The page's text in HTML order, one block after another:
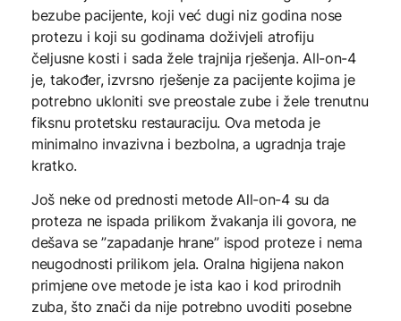
bezube pacijente, koji već dugi niz godina nose
protezu i koji su godinama doživjeli atrofiju
čeljusne kosti i sada žele trajnija rješenja. All-on-4
je, također, izvrsno rješenje za pacijente kojima je
potrebno ukloniti sve preostale zube i žele trenutnu
fiksnu protetsku restauraciju. Ova metoda je
minimalno invazivna i bezbolna, a ugradnja traje
kratko.
Još neke od prednosti metode All-on-4 su da
proteza ne ispada prilikom žvakanja ili govora, ne
dešava se ”zapadanje hrane” ispod proteze i nema
neugodnosti prilikom jela. Oralna higijena nakon
primjene ove metode je ista kao i kod prirodnih
zuba, što znači da nije potrebno uvoditi posebne